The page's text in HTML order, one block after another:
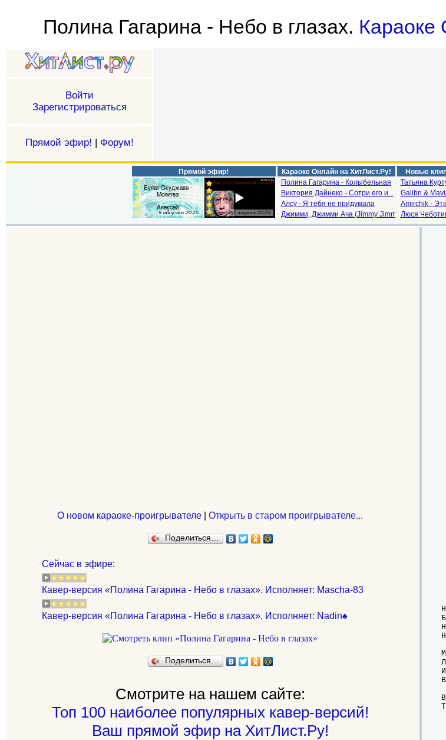
Полина Гагарина - Небо в глазах. Караоке
Войти
Зарегистрироваться
Прямой эфир! | Форум!
Прямой эфир!
Караоке Онлайн на ХитЛист.Ру!
Полина Гагарина - Колыбельная
Виктория Дайнеко - Сотри его и...
Алсу - Я тебя не придумала
Джимми, Джимми Ача (Jimmy Jimm...
Новые
Татьяна
Galibri &
Amirchik -
Люся
О новом караоке-проигрывателе |Открыть в старом проигрывателе...
Поделиться…
Сейчас в эфире:
Кавер-версия «Полина Гагарина - Небо в глазах». Исполняет: Mascha-83
Кавер-версия «Полина Гагарина - Небо в глазах». Исполняет: Nadin♠
Поделиться…
Смотрите на нашем сайте:
Топ 100 наиболее популярных кавер-версий!
Ваш прямой эфир на ХитЛист.Ру!